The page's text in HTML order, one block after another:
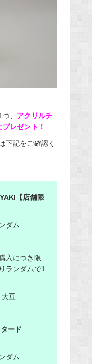
、 アクリルチ
レゼント！
下記をご確認く
【店舗限
ダム
入につき限
ランダムで1
豆
ード
ダム